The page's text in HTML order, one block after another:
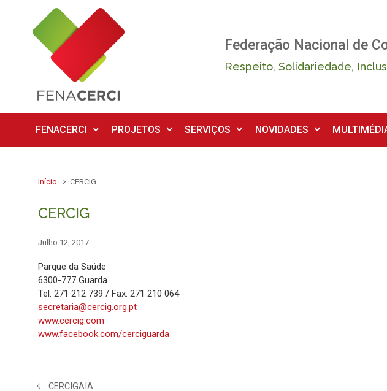
Skip to main content
Federação Nacional de
Respeito, Solidariedade,
FENACERCI PROJETOS SERVIÇOS NOVIDADES
Início CERCIG
CERCIG
Julho 12, 2017
Parque da Saúde
6300-777 Guarda
Tel: 271 212 739 / Fax: 271 210 064
secretaria@cercig.org.pt
www.cercig.com
www.facebook.com/cerciguarda
CERCIGAIA